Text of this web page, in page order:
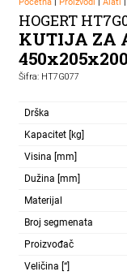
HOGERT
KUTIJA ZA
Šifra: HT7G077
Drška
Kapacitet [kg]
Visina [mm]
Dužina [mm]
Materijal
Broj segmenata
Proizvođač
Veličina [“]